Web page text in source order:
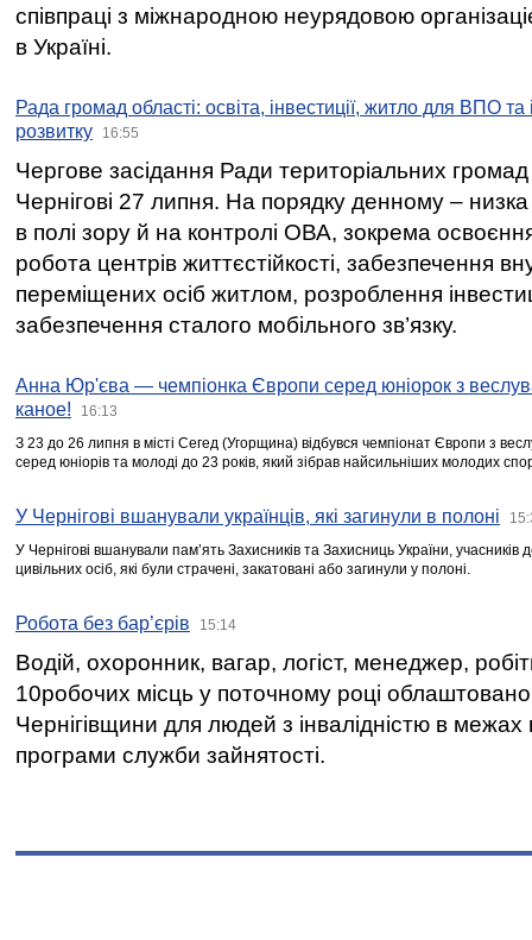
співпраці з міжнародною неурядовою
в Україні.
Рада громад області: освіта, інвестиції, житло для ВПО
розвитку
16:55
Чергове засідання Ради територіальних громад
Чернігові 27 липня. На порядку денному –
в полі зору й на контролі ОВА, зокрема освоєння
робота центрів життєстійкості, забезпечення
переміщених осіб житлом, розроблення
забезпечення сталого мобільного зв’язку.
Анна Юр'єва — чемпіонка Європи серед юніорок з
каное!
16:13
З 23 до 26 липня в місті Сегед (Угорщина) відбувся чемпіонат Європи з
серед юніорів та молоді до 23 років, який зібрав найсильніших молодих
У Чернігові вшанували українців, які загинули в полоні
У Чернігові вшанували пам’ять Захисників та Захисниць України,
цивільних осіб, які були страчені, закатовані або загинули у полоні.
Робота без бар’єрів 15:14
Водій, охоронник, вагар, логіст, менеджер,
10робочих місць у поточному році
Чернігівщини для людей з інвалідністю в межах
програми служби зайнятості.